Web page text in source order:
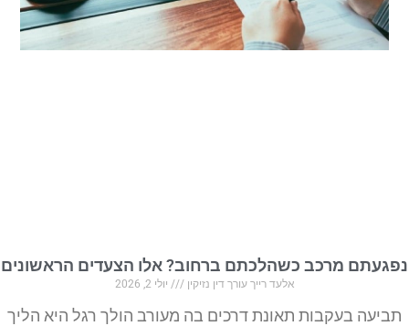
נפגעתם מרכב כשהלכתם ברחוב? אלו הצעדים הראשונים
אלעד רייך עורך דין נזיקין יולי 2, 2026
תביעה בעקבות תאונת דרכים בה מעורב הולך רגל היא הליך